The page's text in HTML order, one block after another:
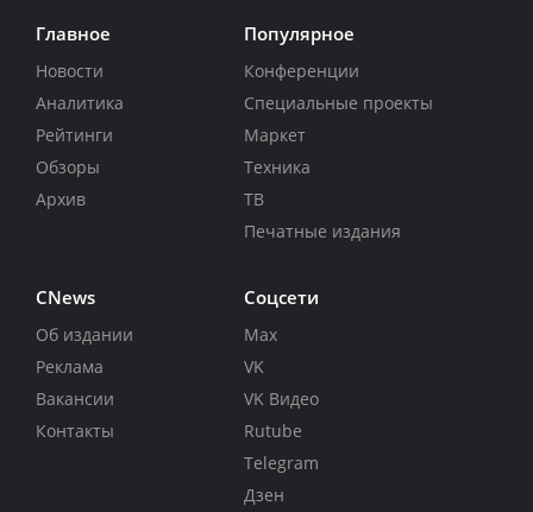
Главное
Новости
Аналитика
Рейтинги
Обзоры
Архив
Популярное
Конференции
Специальные проекты
Маркет
Техника
ТВ
Печатные издания
CNews
Об издании
Реклама
Вакансии
Контакты
Соцсети
Max
VK
VK Видео
Rutube
Telegram
Дзен